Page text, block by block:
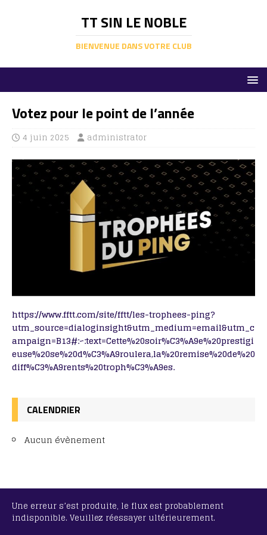
TT SIN LE NOBLE
BIENVENUE DANS VOTRE CLUB
Votez pour le point de l’année
4 juin 2025 administrator
https://www.fftt.com/site/fftt/les-trophees-ping?
utm_source=dialoginsight&utm_medium=email&utm_c
ampaign=B13#:~:text=Cette%20soir%C3%A9e%20prestigi
euse%20se%20d%C3%A9roulera,la%20remise%20de%20
diff%C3%A9rents%20troph%C3%A9es.
CALENDRIER
Aucun évènement
Une erreur s’est produite, le flux est probablement
indisponible. Veuillez réessayer ultérieurement.